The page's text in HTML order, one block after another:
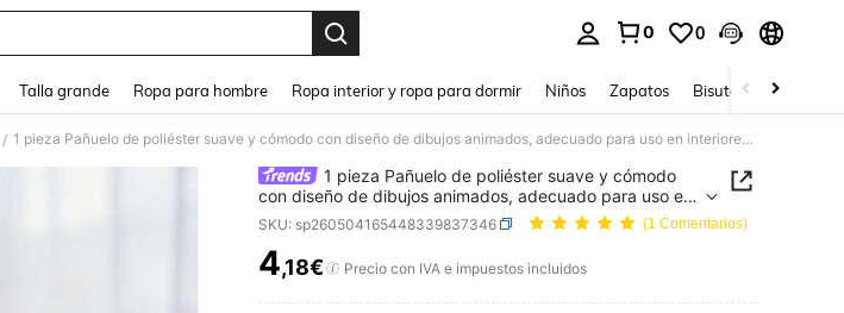
0 0
Talla grande Ropa para hombre Ropa interior y ropa para dormir Niños Zapatos Bisutería Y
/ 1 pieza Pañuelo de poliéster suave y cómodo con diseño de dibujos animados, adecuado para uso en interiores y exteriores de gatos y perros
1 pieza Pañuelo de poliéster suave y cómodo
con diseño de dibujos animados, adecuado para uso en
interiores y exteriores de gatos y perros
SKU: sp260504165448339837346 (1 Comentarios)
PRICE AND AVAILABILITY
4,18€ Precio con IVA e impuestos incluidos